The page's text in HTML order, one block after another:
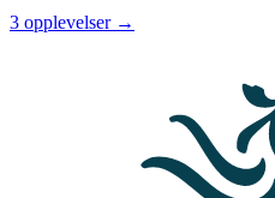
3 opplevelser →